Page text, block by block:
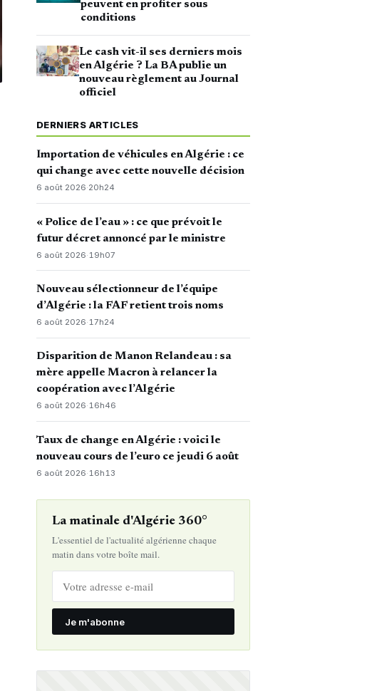
peuvent en profiter sous
conditions
Le cash vit-il ses derniers mois
en Algérie ? La BA publie un
nouveau règlement au Journal
officiel
DERNIERS ARTICLES
Importation de véhicules en Algérie : ce
qui change avec cette nouvelle décision
6 août 2026·20h24
« Police de l’eau » : ce que prévoit le
futur décret annoncé par le ministre
6 août 2026· 19h07
Nouveau sélectionneur de l’équipe
d’Algérie : la FAF retient trois noms
6 août 2026·17h24
Disparition de Manon Relandeau : sa
mère appelle Macron à relancer la
coopération avec l’Algérie
6 août 2026·16h46
Taux de change en Algérie : voici le
nouveau cours de l’euro ce jeudi 6 août
6 août 2026· 16h13
La matinale d'Algérie 360°
L'essentiel de l'actualité algérienne chaque
matin dans votre boîte mail.
Je m'abonne